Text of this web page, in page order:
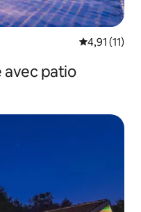
Note
4,91 (11)
avec patio